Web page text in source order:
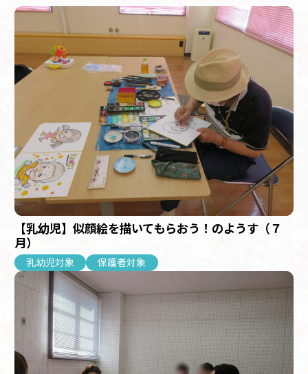
【乳幼児】似顔絵を描いてもらおう！のようす（７
月）
乳幼児対象 保護者対象